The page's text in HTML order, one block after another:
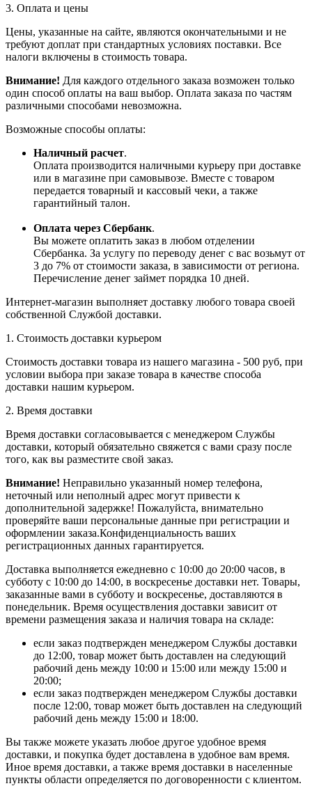
3. Оплата и цены
Цены, указанные на сайте, являются окончательными и не
требуют доплат при стандартных условиях поставки. Все
налоги включены в стоимость товара.
Внимание! Для каждого отдельного заказа возможен только
один способ оплаты на ваш выбор. Оплата заказа по частям
различными способами невозможна.
Возможные способы оплаты:
Наличный расчет.
Оплата производится наличными курьеру при доставке
или в магазине при самовывозе. Вместе с товаром
передается товарный и кассовый чеки, а также
гарантийный талон.
Оплата через Сбербанк.
Вы можете оплатить заказ в любом отделении
Сбербанка. За услугу по переводу денег с вас возьмут от
3 до 7% от стоимости заказа, в зависимости от региона.
Перечисление денег займет порядка 10 дней.
Интернет-магазин выполняет доставку любого товара своей
собственной Службой доставки.
1. Стоимость доставки курьером
Стоимость доставки товара из нашего магазина - 500 руб, при
условии выбора при заказе товара в качестве способа
доставки нашим курьером.
2. Время доставки
Время доставки согласовывается с менеджером Службы
доставки, который обязательно свяжется с вами сразу после
того, как вы разместите свой заказ.
Внимание! Неправильно указанный номер телефона,
неточный или неполный адрес могут привести к
дополнительной задержке! Пожалуйста, внимательно
проверяйте ваши персональные данные при регистрации и
оформлении заказа.Конфиденциальность ваших
регистрационных данных гарантируется.
Доставка выполняется ежедневно с 10:00 до 20:00 часов, в
субботу с 10:00 до 14:00, в воскресенье доставки нет. Товары,
заказанные вами в субботу и воскресенье, доставляются в
понедельник. Время осуществления доставки зависит от
времени размещения заказа и наличия товара на складе:
если заказ подтвержден менеджером Службы доставки
до 12:00, товар может быть доставлен на следующий
рабочий день между 10:00 и 15:00 или между 15:00 и
20:00;
если заказ подтвержден менеджером Службы доставки
после 12:00, товар может быть доставлен на следующий
рабочий день между 15:00 и 18:00.
Вы также можете указать любое другое удобное время
доставки, и покупка будет доставлена в удобное вам время.
Иное время доставки, а также время доставки в населенные
пункты области определяется по договоренности с клиентом.